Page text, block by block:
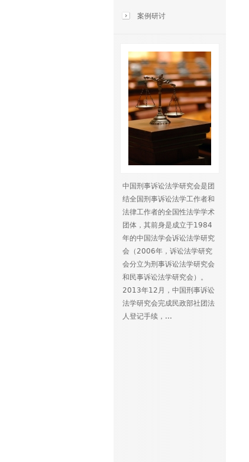
案例研讨
中国刑事诉讼法学研究会是团
结全国刑事诉讼法学工作者和
法律工作者的全国性法学学术
团体，其前身是成立于1984
年的中国法学会诉讼法学研究
会（2006年，诉讼法学研究
会分立为刑事诉讼法学研究会
和民事诉讼法学研究会）。
2013年12月，中国刑事诉讼
法学研究会完成民政部社团法
人登记手续，...